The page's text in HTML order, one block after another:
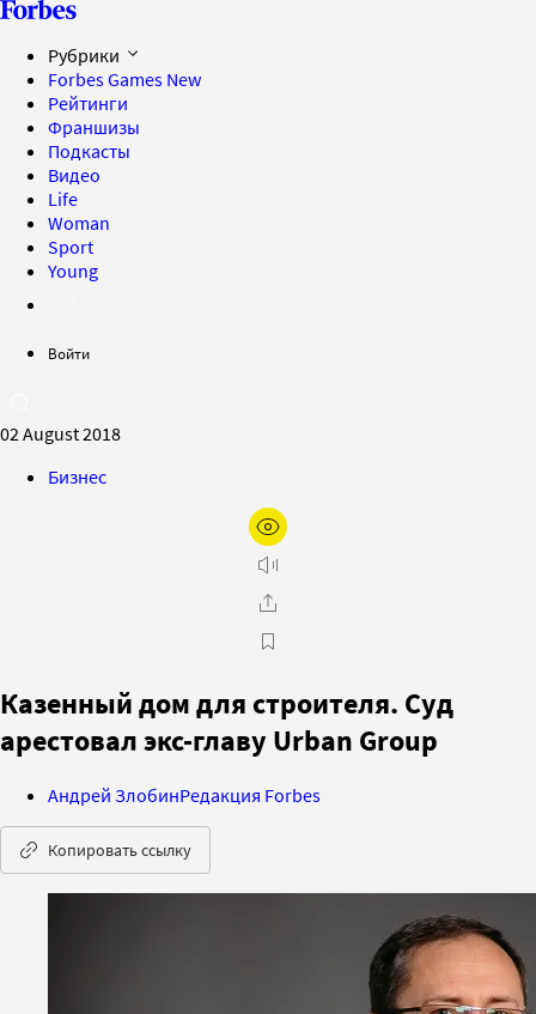
Рубрики
Forbes Games New
Рейтинги
Франшизы
Подкасты
Видео
Life
Woman
Sport
Young
Войти
02 August 2018
Бизнес
Казенный дом для строителя. Суд
арестовал экс-главу Urban Group
Андрей ЗлобинРедакция Forbes
Копировать ссылку